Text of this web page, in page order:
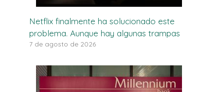
Netflix finalmente ha solucionado este
problema. Aunque hay algunas trampas
7 de agosto de 2026